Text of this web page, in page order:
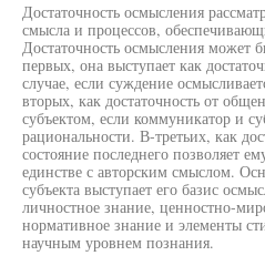
Достаточность осмысления
смысла и процессов,
Достаточность осмысления может
первых, она выступает как
случае, если суждение
вторых, как достаточность от
субъектом, если коммуникатор и
рациональности. В-третьих, как
состояние последнего позволяет
единстве с авторским смыслом.
субъекта выступает его базис
личностное знание, ценностно-
нормативное знание и элементы
научным уровнем познания.